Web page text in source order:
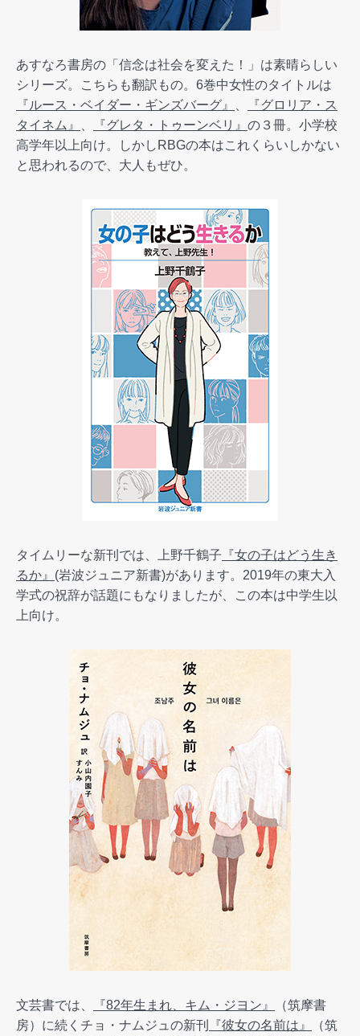
あすなろ書房の「信念は社会を変えた！」は素晴らしい
シリーズ。こちらも翻訳もの。6巻中女性のタイトルは
『ルース・ベイダー・ギンズバーグ』
『グロリア・ス
タイネム』
『グレタ・トゥーンベリ』 の３冊。小学校
高学年以上向け。しかしRBGの本はこれくらいしかない
と思われるので、大人もぜひ。
タイムリーな新刊では、上野千鶴子 『女の子はどう生き
るか』 (岩波ジュニア新書)があります。2019年の東大入
学式の祝辞が話題にもなりましたが、この本は中学生以
上向け。
文芸書では、 『82年生まれ、キム・ジヨン』
（筑摩書
房）に続くチョ・ナムジュの新刊
『彼女の名前は』
（筑